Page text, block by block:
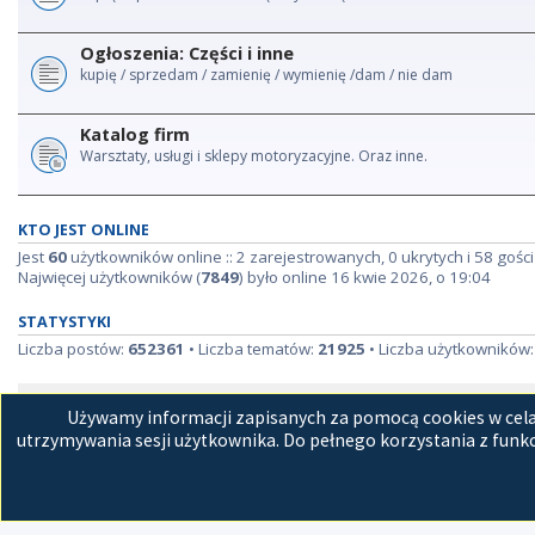
Ogłoszenia: Części i inne
kupię / sprzedam / zamienię / wymienię /dam / nie dam
Katalog firm
Warsztaty, usługi i sklepy motoryzacyjne. Oraz inne.
KTO JEST ONLINE
Jest 60użytkowników online :: 2 zarejestrowanych, 0 ukrytych i 58
Najwięcej użytkowników (7849) było online 16 kwie 2026, o 19:04
STATYSTYKI
Liczba postów: 652361 • Liczba tematów: 21925 • Liczba użytkowników:
Używamy informacji zapisanych za pomocą cookies w
utrzymywania sesji użytkownika. Do pełnego korzystania z
Strona główna